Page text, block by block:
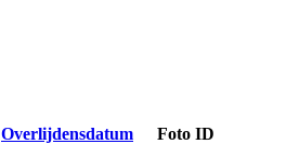
Overlijdensdatum
Foto ID